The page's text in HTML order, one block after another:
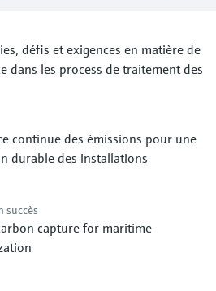
la
un produit
en
et
vues
rapide.
à
pression
de micro-
défis et exigences en matière de
dans les process de traitement des
continue des émissions pour une
durable des installations
succès
capture for maritime